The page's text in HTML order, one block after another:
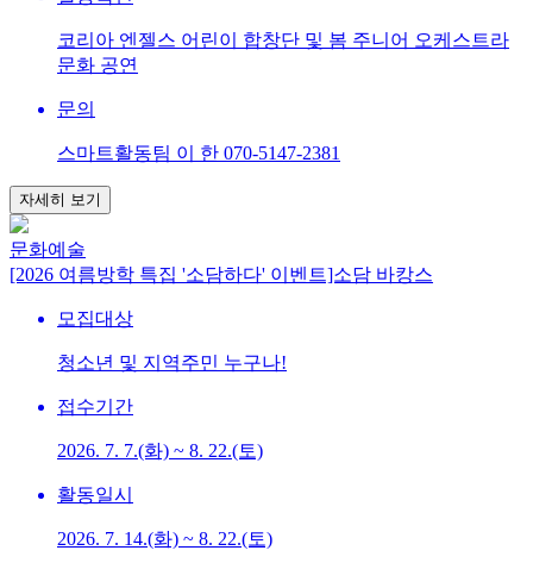
코리아 엔젤스 어린이 합창단 및 봄 주니어 오케스트라
문화 공연
문의
스마트활동팀 이 한 070-5147-2381
자세히 보기
문화예술
[2026 여름방학 특집 '소담하다' 이벤트]소담 바캉스
모집대상
청소년 및 지역주민 누구나!
접수기간
2026. 7. 7.(화) ~ 8. 22.(토)
활동일시
2026. 7. 14.(화) ~ 8. 22.(토)